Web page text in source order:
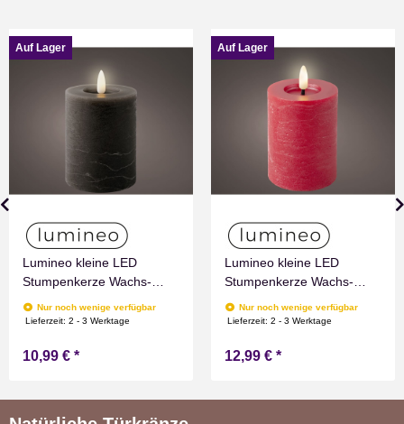
Auf Lager
Lumineo kleine LED
Stumpenkerze Wachs-
Optik Grau mit Timer
Flammen Effect für
hoch
Nur noch wenige verfügbar
Lieferzeit:2 - 3 Werktage
10,99 € *
Auf Lager
Lumineo kleine LED
Stumpenkerze Wachs-
Optik Rot mit Timer
Flammen Effect für
hoch
Nur noch wenige verfügbar
Lieferzeit:2 - 3 Werktage
12,99 € *